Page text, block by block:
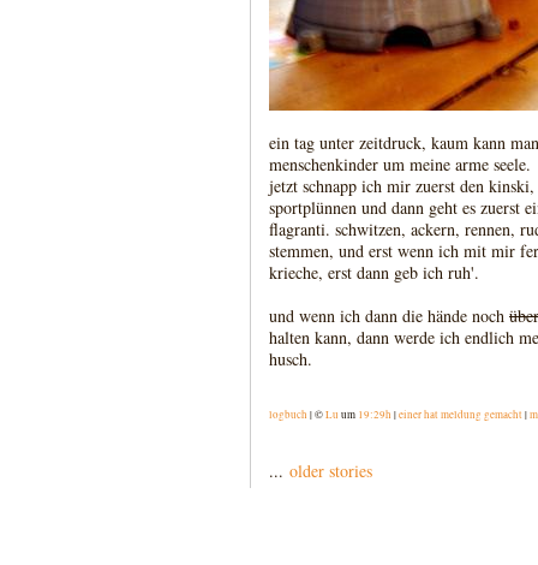
ein tag unter zeitdruck, kaum kann
menschenkinder um meine arme seele.
jetzt schnapp ich mir zuerst den
sportplünnen und dann geht es
flagranti. schwitzen, ackern, rennen,
stemmen, und erst wenn ich mit mir
krieche, erst dann geb ich ruh'.
und wenn ich dann die hände noch
halten kann, dann werde ich endlich
husch.
logbuch | ©Lu um 19:29h |einer hat meldung gemacht|
... older stories